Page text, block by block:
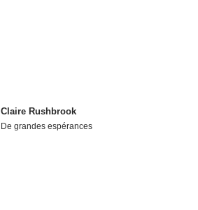
Claire Rushbrook
De grandes espérances